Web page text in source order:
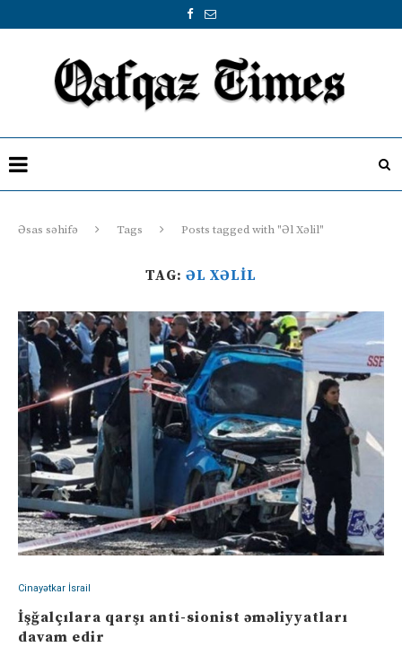
Əsas səhifə Tags Posts tagged with "Əl Xəlil"
TAG: ƏL XƏLIL
Cinayətkar İsrail
İşğalçılara qarşı anti-sionist əməliyyatları
davam edir